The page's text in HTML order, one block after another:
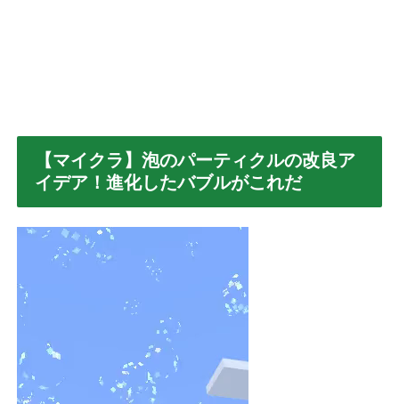
【マイクラ】泡のパーティクルの改良ア
イデア！進化したバブルがこれだ
動
プ
レ
ヤ
ー